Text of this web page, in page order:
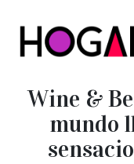
Wine &
mundo